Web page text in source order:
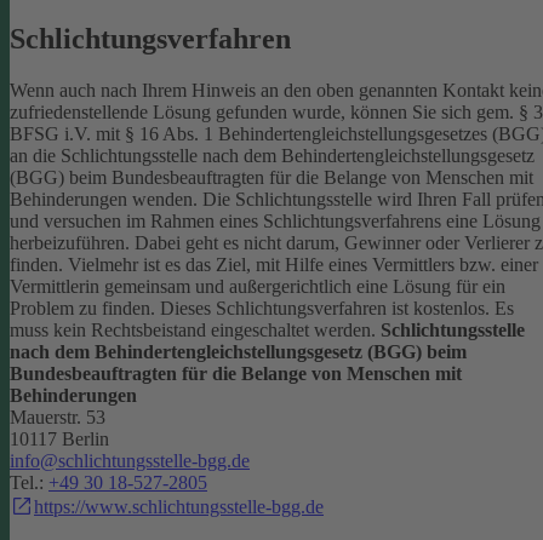
Schlichtungsverfahren
Wenn auch nach Ihrem Hinweis an den oben genannten Kontakt
zufriedenstellende Lösung gefunden wurde, können Sie sich gem. §
BFSG i.V. mit § 16 Abs. 1 Behindertengleichstellungsgesetzes
an die Schlichtungsstelle nach dem Behindertengleichstellungsgesetz
(BGG) beim Bundesbeauftragten für die Belange von Menschen mit
Behinderungen wenden. Die Schlichtungsstelle wird Ihren Fall
und versuchen im Rahmen eines Schlichtungsverfahrens eine Lösung
herbeizuführen. Dabei geht es nicht darum, Gewinner oder Verlierer
finden. Vielmehr ist es das Ziel, mit Hilfe eines Vermittlers bzw. einer
Vermittlerin gemeinsam und außergerichtlich eine Lösung für ein
Problem zu finden. Dieses Schlichtungsverfahren ist kostenlos. Es
muss kein Rechtsbeistand eingeschaltet werden. Schlichtungsstelle
nach dem Behindertengleichstellungsgesetz (BGG) beim
Bundesbeauftragten für die Belange von Menschen mit
Behinderungen
Mauerstr. 53
10117 Berlin
info@schlichtungsstelle-bgg.de
Tel.: +49 30 18-527-2805
https://www.schlichtungsstelle-bgg.de